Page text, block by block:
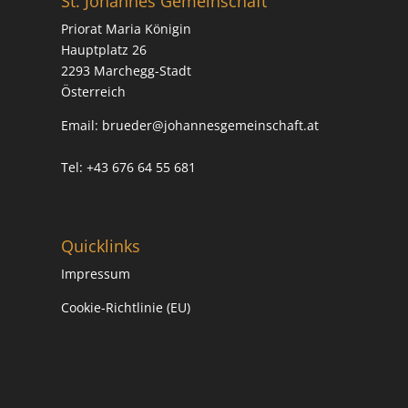
i
v
e
:
Priorat Maria Königin
Hauptplatz 26
2293 Marchegg-Stadt
Österreich
Email: brueder@johannesgemeinschaft.at
Tel: +43 676 64 55 681
Quicklinks
Impressum
Cookie-Richtlinie (EU)